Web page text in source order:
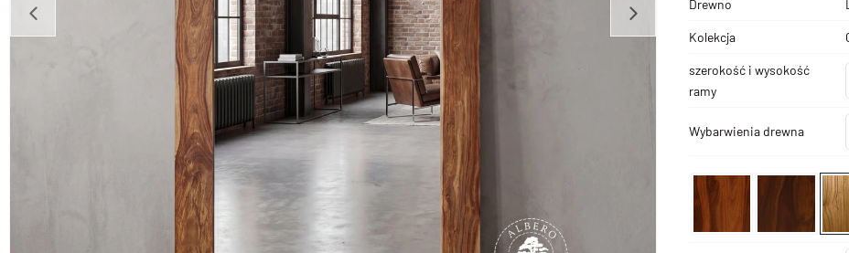
Drewno
Kolekcja
szerokość i wysokość
ramy
Wybarwienia drewna